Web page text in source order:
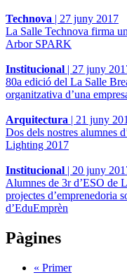
Technova | 27 juny 2017
La Salle Technova firma
Arbor SPARK
Institucional | 27 juny
80a edició del La Salle
organitzativa d’una
Arquitectura | 21 juny
Dos dels nostres alumnes
Lighting 2017
Institucional | 20 juny
Alumnes de 3r d’ESO de
projectes d’emprenedoria
d’EduEmprèn
Pàgines
« Primer